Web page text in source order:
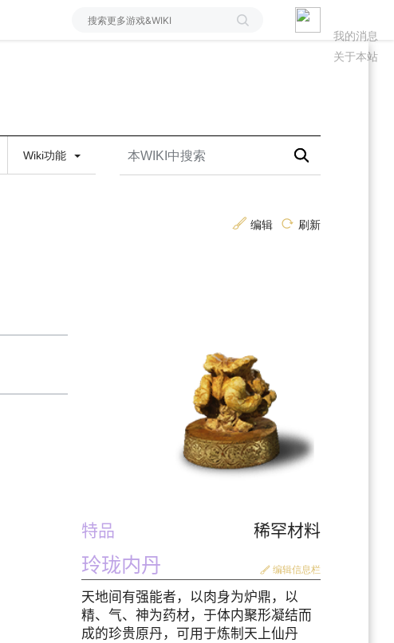
关于本站
我的消息
Wiki功能
编辑 刷新
特品 稀罕材料
玲珑内丹 编辑信息栏
天地间有强能者，以肉身为炉鼎，以
精、气、神为药材，于体内聚形凝结而
成的珍贵原丹，可用于炼制天上仙丹